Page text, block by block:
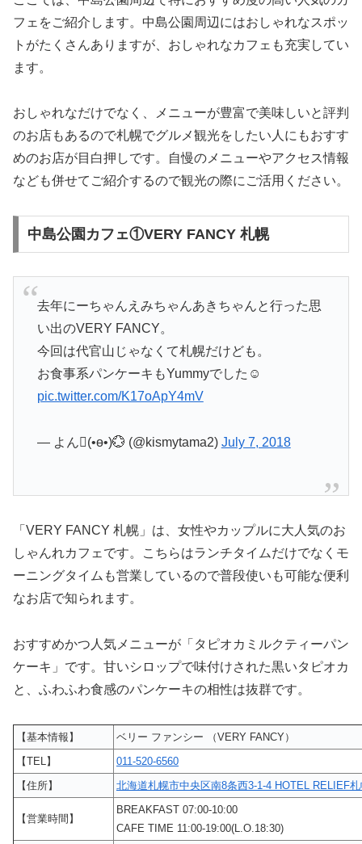
フェをご紹介します。中島公園周辺にはおしゃれなスポッ
トがたくさんありますが、おしゃれなカフェも充実してい
ます。
おしゃれなだけでなく、メニューが豊富で美味しいと評判
のお店もあるので札幌でグルメ観光をしたい人にもおすす
めのお店が目白押しです。自慢のメニューやアクセス情報
なども併せてご紹介するので観光の際にご活用ください。
中島公園カフェ①VERY FANCY 札幌
去年にーちゃんえみちゃんあきちゃんと行った思
い出のVERY FANCY。
今回は代官山じゃなくて札幌だけども。
お食事系パンケーキもYummyでした☺︎
pic.twitter.com/K17oApY4mV
— よん(•ө•)💮 (@kismytama2) July 7, 2018
「VERY FANCY 札幌」は、女性やカップルに大人気のお
しゃんれカフェです。こちらはランチタイムだけでなくモ
ーニングタイムも営業しているので普段使いも可能な便利
なお店で知られます。
おすすめかつ人気メニューが「タピオカミルクティーパン
ケーキ」です。甘いシロップで味付けされた黒いタピオカ
と、ふわふわ食感のパンケーキの相性は抜群です。
【基本情報】
ベリー ファンシー （VERY FANCY）
【TEL】
011-520-6560
【住所】
北海道札幌市中央区南8条西3-1-4 HOTEL RELIEF
【営業時間】
BREAKFAST 07:00-10:00
CAFE TIME 11:00-19:00(L.O.18:30)